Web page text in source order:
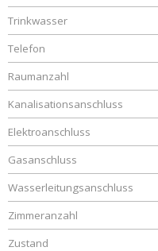
Trinkwasser
Telefon
Raumanzahl
Kanalisationsanschluss
Elektroanschluss
Gasanschluss
Wasserleitungsanschluss
Zimmeranzahl
Zustand